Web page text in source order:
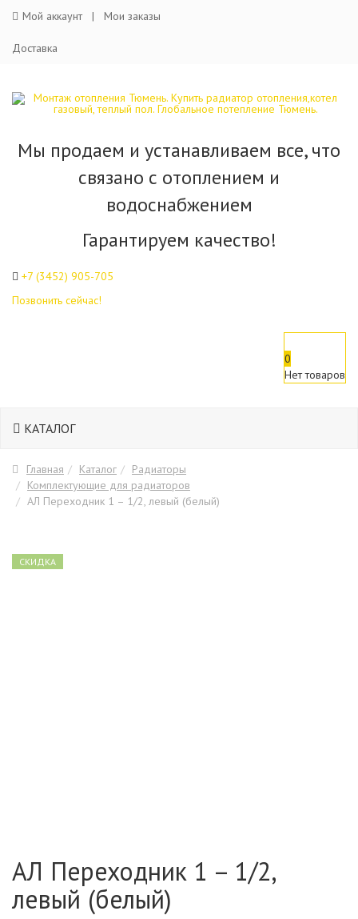
Мой аккаунт Мои заказы
Доставка
Мы продаем и устанавливаем все, что
связано с отоплением и
водоснабжением
Гарантируем качество!
+7 (3452) 905-705
Позвонить сейчас!
0
Нет товаров
КАТАЛОГ
Главная Каталог
Радиаторы
Комплектующие для радиаторов
АЛ Переходник 1 – 1/2, левый (белый)
СКИДКА
АЛ Переходник 1 – 1/2,
левый (белый)